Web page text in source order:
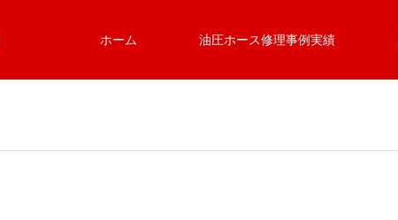
ホーム 油圧ホース修理事例実績